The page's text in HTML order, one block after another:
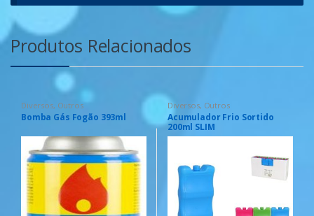
Produtos Relacionados
Diversos, Outros
Bomba Gás Fogão 393ml
Diversos, Outros
Acumulador Frio Sortido
200ml SLIM